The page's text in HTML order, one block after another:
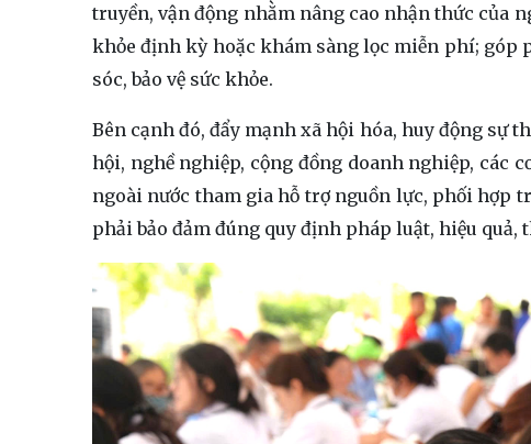
truyền, vận động nhằm nâng cao nhận thức của
khỏe định kỳ hoặc khám sàng lọc miễn phí;
sóc, bảo vệ sức khỏe.
Bên cạnh đó, đẩy mạnh xã hội hóa, huy động sự
hội, nghề nghiệp, cộng đồng doanh nghiệp, các
ngoài nước tham gia hỗ trợ nguồn lực, phối hợp
phải bảo đảm đúng quy định pháp luật, hiệu quả,